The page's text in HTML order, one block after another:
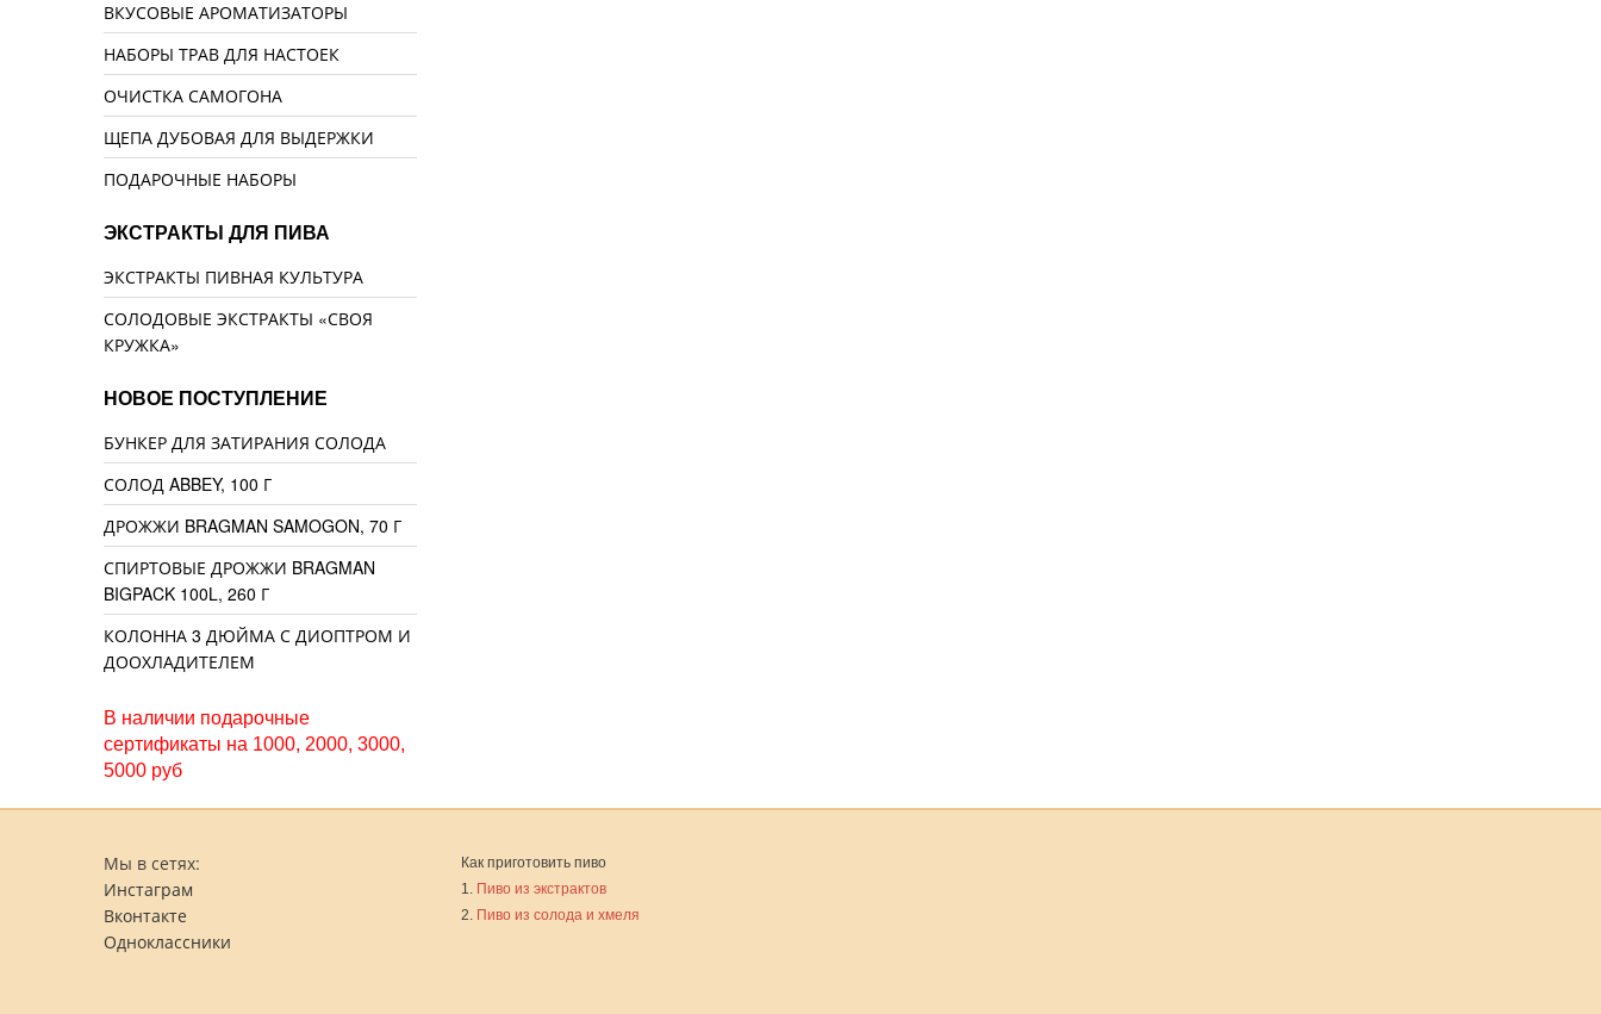
ВКУСОВЫЕ АРОМАТИЗАТОРЫ
НАБОРЫ ТРАВ ДЛЯ НАСТОЕК
ОЧИСТКА САМОГОНА
ЩЕПА ДУБОВАЯ ДЛЯ ВЫДЕРЖКИ
ПОДАРОЧНЫЕ НАБОРЫ
ЭКСТРАКТЫ ДЛЯ ПИВА
ЭКСТРАКТЫ ПИВНАЯ КУЛЬТУРА
СОЛОДОВЫЕ ЭКСТРАКТЫ «СВОЯ
КРУЖКА»
НОВОЕ ПОСТУПЛЕНИЕ
БУНКЕР ДЛЯ ЗАТИРАНИЯ СОЛОДА
СОЛОД ABBEY, 100 Г
ДРОЖЖИ BRAGMAN SAMOGON, 70 Г
СПИРТОВЫЕ ДРОЖЖИ BRAGMAN
BIGPACK 100L, 260 Г
КОЛОННА 3 ДЮЙМА С ДИОПТРОМ И
ДООХЛАДИТЕЛЕМ
В наличии подарочные
сертификаты на 1000, 2000, 3000,
5000 руб
Мы в сетях:
Инстаграм
Вконтакте
Одноклассники
Как приготовить пиво
1. Пиво из экстрактов
2. Пиво из солода и хмеля